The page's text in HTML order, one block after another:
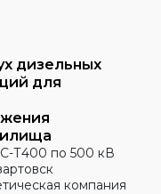
дизельных
для
Т400 по 500 кВ
компания